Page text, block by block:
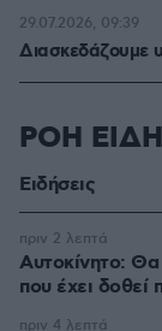
Διασκεδάζουμε
29.07.2026, 09:39
ΡΟΗ
Ειδήσεις
Αυτοκίνητο: Θα
που έχει δοθεί
πριν 2 λεπτά
πριν 4 λεπτά